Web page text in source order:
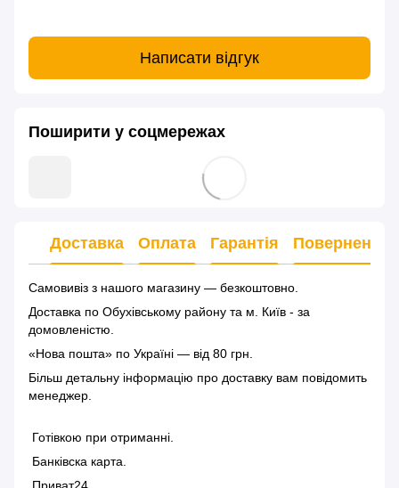
Написати відгук
Поширити у соцмережах
Доставка Оплата Гарантія Повернення
Самовивіз з нашого магазину — безкоштовно.
Доставка по Обухівському району та м. Київ - за
домовленістю.
«Нова пошта» по Україні — від 80 грн.
Більш детальну інформацію про доставку вам повідомить
менеджер.
Готівкою при отриманні.
Банківска карта.